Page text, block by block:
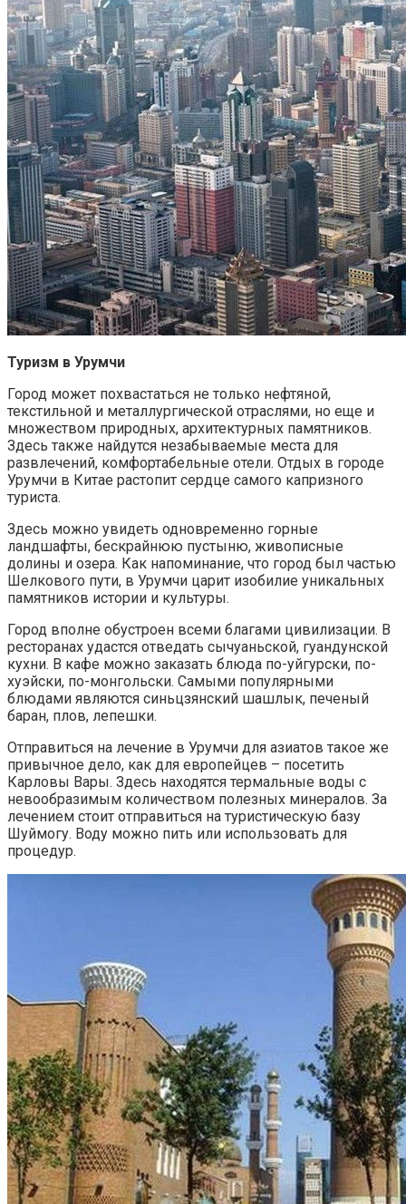
Туризм в Урумчи
Город может похвастаться не только нефтяной,
текстильной и металлургической отраслями, но еще и
множеством природных, архитектурных памятников.
Здесь также найдутся незабываемые места для
развлечений, комфортабельные отели. Отдых в городе
Урумчи в Китае растопит сердце самого капризного
туриста.
Здесь можно увидеть одновременно горные
ландшафты, бескрайнюю пустыню, живописные
долины и озера. Как напоминание, что город был частью
Шелкового пути, в Урумчи царит изобилие уникальных
памятников истории и культуры.
Город вполне обустроен всеми благами цивилизации. В
ресторанах удастся отведать сычуаньской, гуандунской
кухни. В кафе можно заказать блюда по-уйгурски, по-
хуэйски, по-монгольски. Самыми популярными
блюдами являются синьцзянский шашлык, печеный
баран, плов, лепешки.
Отправиться на лечение в Урумчи для азиатов такое же
привычное дело, как для европейцев – посетить
Карловы Вары. Здесь находятся термальные воды с
невообразимым количеством полезных минералов. За
лечением стоит отправиться на туристическую базу
Шуймогу. Воду можно пить или использовать для
процедур.